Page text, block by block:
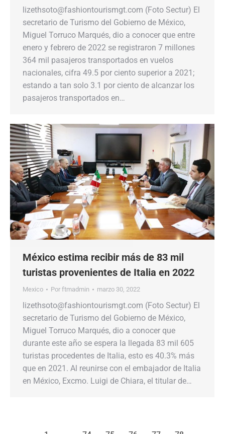
lizethsoto@fashiontourismgt.com (Foto Sectur) El
secretario de Turismo del Gobierno de México,
Miguel Torruco Marqués, dio a conocer que entre
enero y febrero de 2022 se registraron 7 millones
364 mil pasajeros transportados en vuelos
nacionales, cifra 49.5 por ciento superior a 2021;
estando a tan solo 3.1 por ciento de alcanzar los
pasajeros transportados en…
México estima recibir más de 83 mil
turistas provenientes de Italia en 2022
Mexico Por ftmadmin marzo 30, 2022
lizethsoto@fashiontourismgt.com (Foto Sectur) El
secretario de Turismo del Gobierno de México,
Miguel Torruco Marqués, dio a conocer que
durante este año se espera la llegada 83 mil 605
turistas procedentes de Italia, esto es 40.3% más
que en 2021. Al reunirse con el embajador de Italia
en México, Excmo. Luigi de Chiara, el titular de…